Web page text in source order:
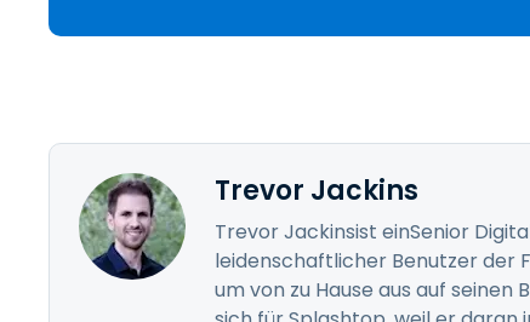
Trevor Jackins
Trevor Jackinsist einSenior
leidenschaftlicher Benutzer der
um von zu Hause aus auf